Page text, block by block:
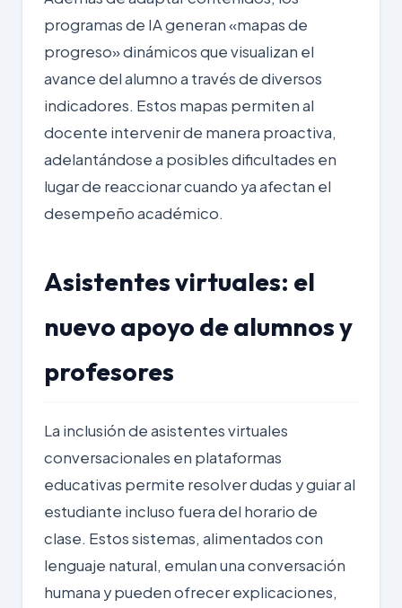
programas de IA generan «mapas de
progreso» dinámicos que visualizan el
avance del alumno a través de diversos
indicadores. Estos mapas permiten al
docente intervenir de manera proactiva,
adelantándose a posibles dificultades en
lugar de reaccionar cuando ya afectan el
desempeño académico.
Asistentes virtuales: el
nuevo apoyo de alumnos y
profesores
La inclusión de asistentes virtuales
conversacionales en plataformas
educativas permite resolver dudas y guiar al
estudiante incluso fuera del horario de
clase. Estos sistemas, alimentados con
lenguaje natural, emulan una conversación
humana y pueden ofrecer explicaciones,